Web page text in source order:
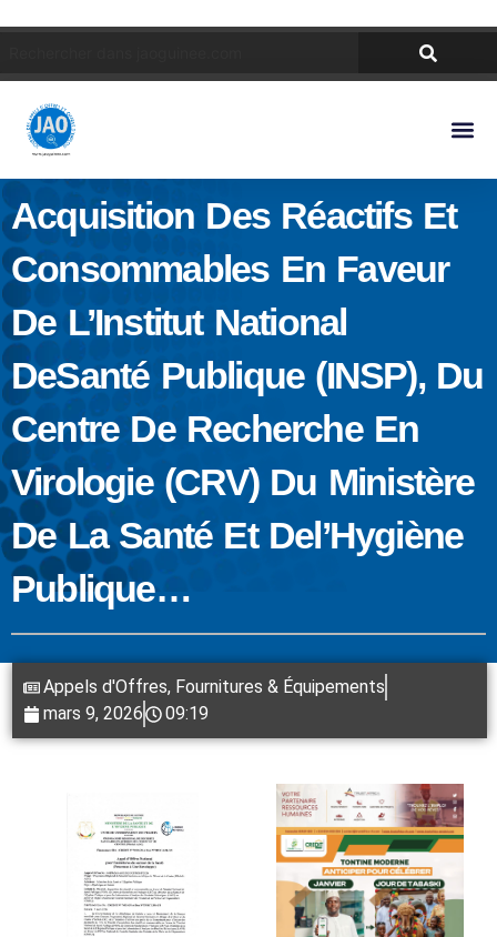
Acquisition Des Réactifs Et
Consommables En Faveur
De L’Institut National
DeSanté Publique (INSP), Du
Centre De Recherche En
Virologie (CRV) Du Ministère
De La Santé Et Del’Hygiène
Publique…
Appels d'Offres, Fournitures & Équipements
mars 9, 2026
09:19